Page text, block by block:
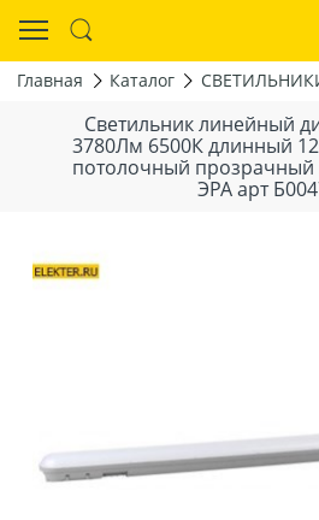
Главная Каталог
Светильник линейный
3780Лм 6500К длинный
потолочный прозрачный
ЭРА арт